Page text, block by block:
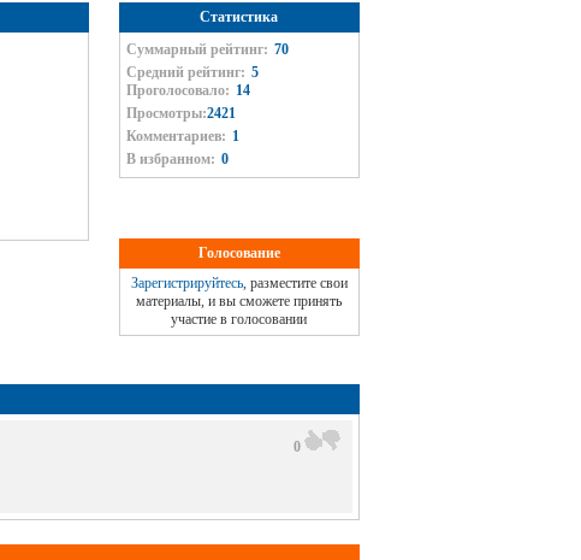
Статистика
Суммарный рейтинг: 70
Средний рейтинг: 5
Проголосовало: 14
Просмотры:2421
Комментариев: 1
В избранном: 0
Голосование
Зарегистрируйтесь, разместите свои
материалы, и вы сможете принять
участие в голосовании
0